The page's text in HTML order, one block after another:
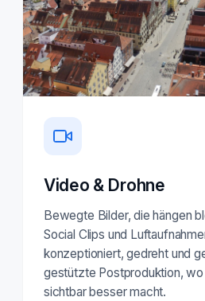
Video & Drohne
Bewegte Bilder, die hängen
Social Clips und
konzeptioniert, gedreht und
gestützte Postproduktion, wo
sichtbar besser macht.